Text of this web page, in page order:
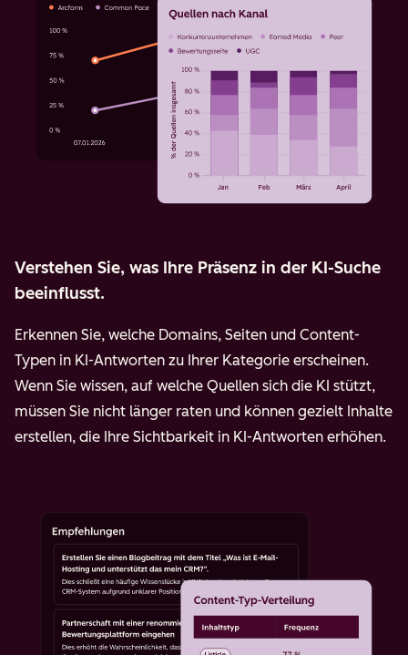
Verstehen Sie, was Ihre Präsenz in der KI-Suche
beeinflusst.
Erkennen Sie, welche Domains, Seiten und Content-
Typen in KI-Antworten zu Ihrer Kategorie erscheinen.
Wenn Sie wissen, auf welche Quellen sich die KI stützt,
müssen Sie nicht länger raten und können gezielt Inhalte
erstellen, die Ihre Sichtbarkeit in KI-Antworten erhöhen.